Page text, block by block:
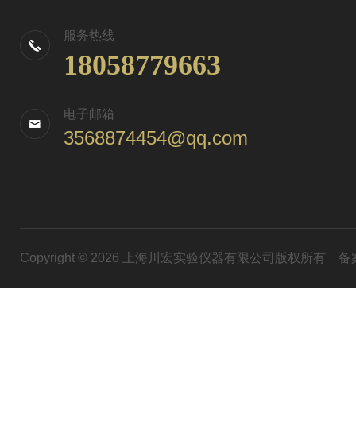
服务热线
18058779663
电子邮箱
3568874454@qq.com
Copyright © 2026 上海川宏实验仪器有限公司版权所有 备